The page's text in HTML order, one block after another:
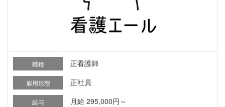
職種 正看護師
雇用形態 正社員
給与 月給 295,000円～